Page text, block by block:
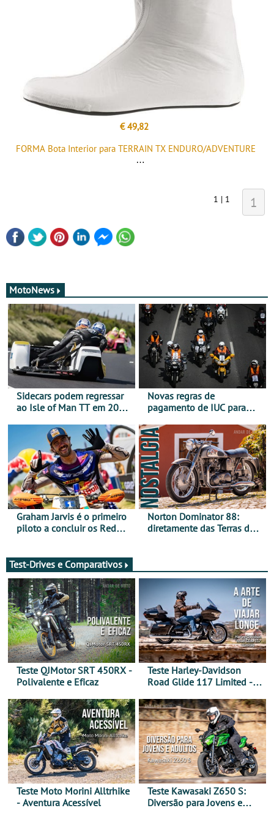
€ 49,82
FORMA Bota Interior para TERRAIN TX ENDURO/ADVENTURE
1 | 1 1
MotoNews
Sidecars podem regressar
ao Isle of Man TT em 2027
Novas regras de
pagamento de IUC para
transição em 2027
Graham Jarvis é o primeiro
piloto a concluir os Red
Norton Dominator 88:
diretamente das Terras de
Test-Drives e Comparativos
Teste QJMotor SRT 450RX -
Polivalente e Eficaz
Teste Harley-Davidson
Road Glide 117 Limited - A
Teste Moto Morini Alltrhike
- Aventura Acessível
Teste Kawasaki Z650 S:
Diversão para Jovens e